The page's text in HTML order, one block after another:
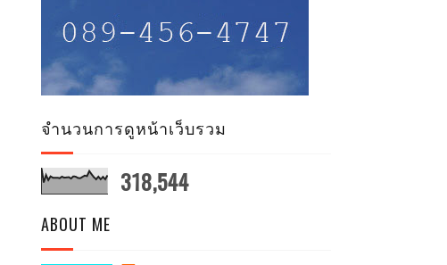
จำนวนการดูหน้าเว็บรวม
318,544
ABOUT ME